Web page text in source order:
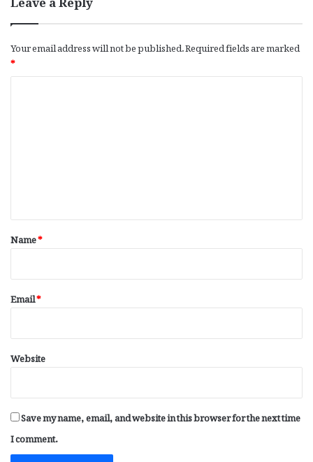
Leave a Reply
Your email address will not be published.Required fields are marked
*
*
Name*
Email*
Website
Save my name, email, and website in this browser for the next time
I comment.